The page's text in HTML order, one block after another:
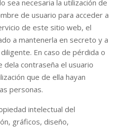
sea necesaria la utilización de
de usuario para acceder a
de este sitio web, el
a mantenerla en secreto y a
En caso de pérdida o
dela contraseña el usuario
que de ella hayan
personas.
intelectual del
gráficos, diseño,